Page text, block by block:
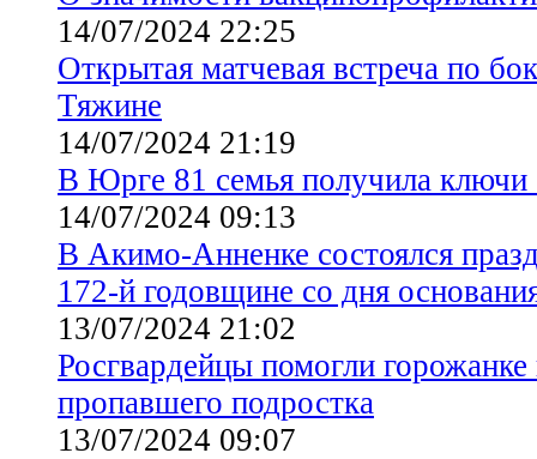
14/07/2024 22:25
Открытая матчевая встреча по
Тяжине
14/07/2024 21:19
В Юрге 81 семья получила ключи
14/07/2024 09:13
В Акимо-Анненке состоялся
172-й годовщине со дня
13/07/2024 21:02
Росгвардейцы помогли
пропавшего подростка
13/07/2024 09:07